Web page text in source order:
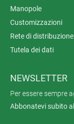
Manopole
Customizzazioni
Rete di
Tutela dei dati
NEWSLETTER
Per essere sempre
Abbonatevi subito